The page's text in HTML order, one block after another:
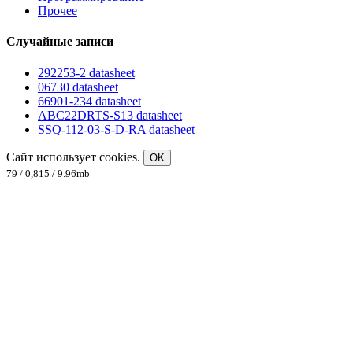
Прочее
Случайные записи
292253-2 datasheet
06730 datasheet
66901-234 datasheet
ABC22DRTS-S13 datasheet
SSQ-112-03-S-D-RA datasheet
Сайт использует cookies.
OK
79 / 0,815 / 9.96mb